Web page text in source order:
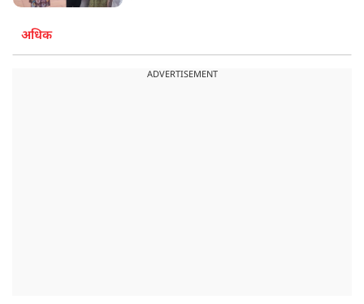
अधिक
ADVERTISEMENT